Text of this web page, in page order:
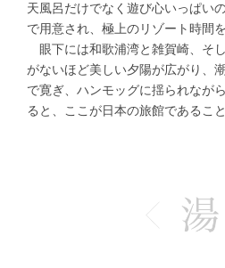
天風呂だけでなく遊び心いっぱい
で用意され、極上のリゾート時間
眼下には和歌浦湾と雑賀崎、そ
がないほど美しい夕陽が広がり、
で寛ぎ、ハンモッグに揺られなが
ると、ここが日本の旅館であるこ